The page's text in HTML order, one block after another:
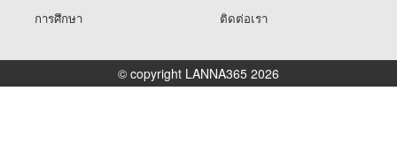
การศึกษา
ติดต่อเรา
© copyright LANNA365 2026